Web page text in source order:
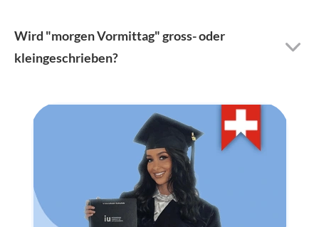
Wird "morgen Vormittag" gross- oder
kleingeschrieben?